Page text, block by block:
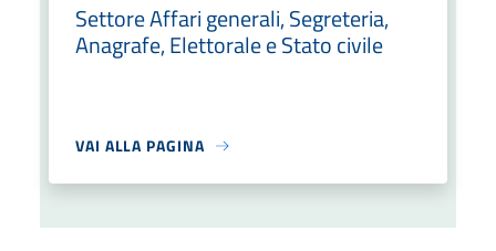
Settore Affari generali, Segreteria,
Anagrafe, Elettorale e Stato civile
VAI ALLA PAGINA